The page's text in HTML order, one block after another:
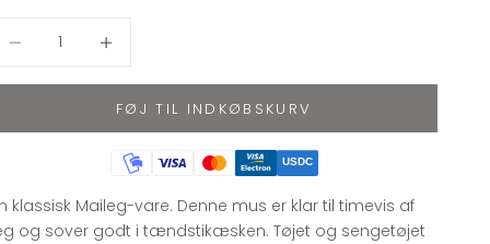
FØJ TIL INDKØBSKURV
USDC
klassisk Maileg-vare. Denne mus er klar til timevis af
og sover godt i tændstikæsken. Tøjet og sengetøjet